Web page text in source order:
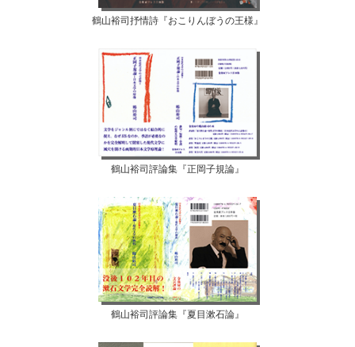
鶴山裕司抒情詩『おこりんぼうの王様』
鶴山裕司評論集『正岡子規論』
鶴山裕司評論集『夏目漱石論』